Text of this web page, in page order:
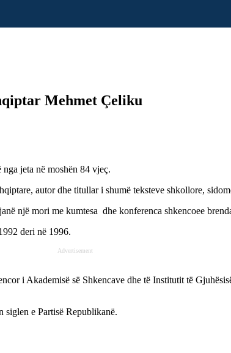
Mehmet Çeliku
jeta në moshën 84 vjeç.
autor dhe titullar i shumë teksteve shkollore,
një mori me kumtesa dhe konferenca shkencoee
deri në 1996.
Advertisement
i Akademisë së Shkencave dhe të Institutit të
siglen e Partisë Republikanë.